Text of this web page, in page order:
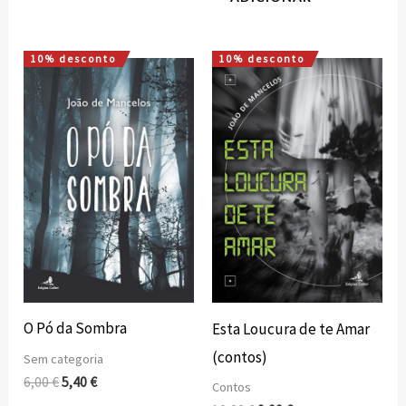
10% desconto
O Pó da Sombra
Sem categoria
6,00€
O
preço
original
era:
6,00 €.
5,40€
O
preço
atual
é:
5,40 €.
10% desconto
Esta Loucura de te Amar
(contos)
Contos
O
preço
original
era:
10,00 €.
O
preço
atual
9,00 €.